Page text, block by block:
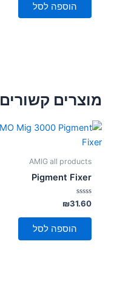
הוספה לסל
מוצרים קשורים
AMIG all products
Pigment Fixer
דורג
0
מתוך
₪31.60
הוספה לסל